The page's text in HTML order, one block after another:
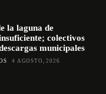
la laguna de
colectivos
municipales
4 AGOSTO, 2026